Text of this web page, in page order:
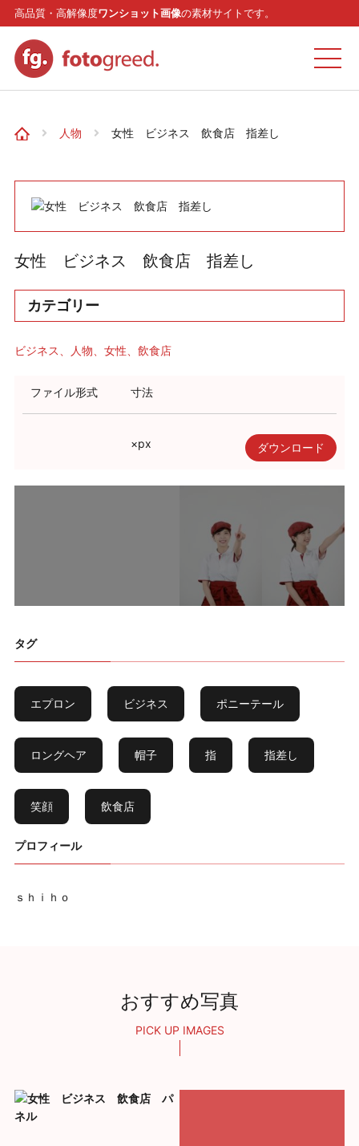
高品質・高解像度ワンショット画像の素材サイトです。
リクエスト
お問い合わせ
人物 女性 ビジネス 飲食店 指差し
女性 ビジネス 飲食店 指差し
カテゴリー
ビジネス 人物 女性 飲食店
ファイル形式 寸法
×px ダウンロード
タグ
エプロン ビジネス ポニーテール
ロングヘア 帽子 指 指差し
笑顔 飲食店
プロフィール
ｓｈｉｈｏ
おすすめ写真
PICK UP IMAGES